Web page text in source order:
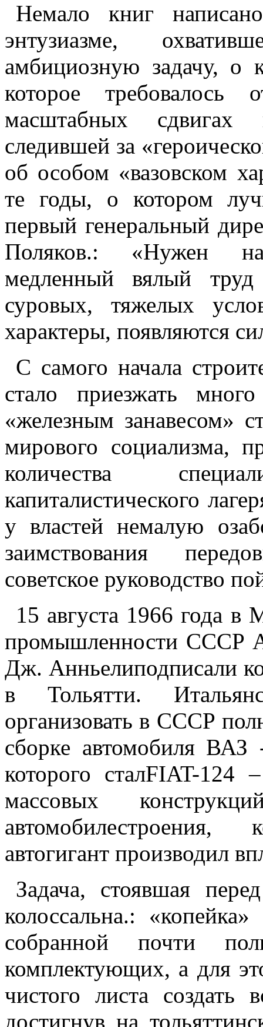
Немало книг
энтузиазме,
амбициозную задачу, о
которое требовалось
масштабных сдвигах
следившей за
об особом «вазовском
те годы, о котором
первый генеральный
Поляков.: «Нужен
медленный вялый
суровых, тяжелых
характеры, появляются
С самого начала
стало приезжать
«железным занавесом»
мирового социализма,
количества
капиталистического
у властей немалую
заимствования
советское руководство
15 августа 1966 года в
промышленности СССР
Дж. Анньелиподписали
в Тольятти.
организовать в СССР
сборке автомобиля
которого сталFIAT-
массовых
автогигант производил
Задача, стоявшая
колоссальна.:
собранной почти
комплектующих, а для
чистого листа создать
достигнув на